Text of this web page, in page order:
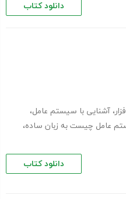
دانلود کتاب
، آشنایی با سیستم عامل،
عامل چیست به زبان ساده،
دانلود کتاب